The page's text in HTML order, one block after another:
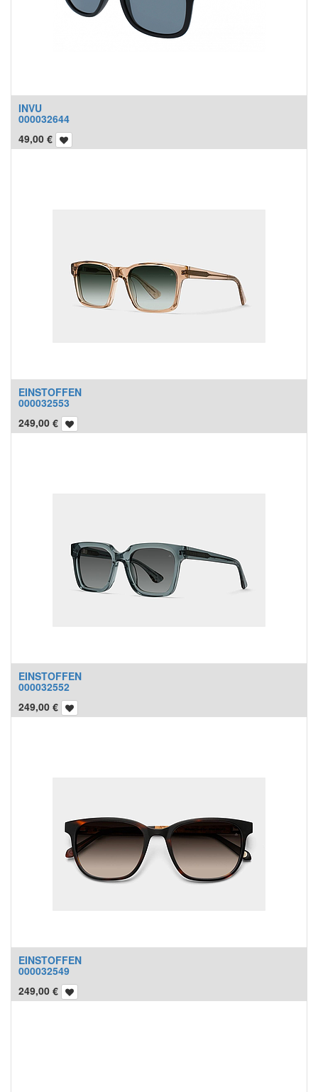
INVU
000032644
49,00 €
EINSTOFFEN
000032553
249,00 €
EINSTOFFEN
000032552
249,00 €
EINSTOFFEN
000032549
249,00 €